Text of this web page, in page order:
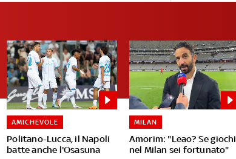
Politano-Lucca, il Napoli
batte anche l'Osasuna
AMICHEVOLE
Amorim: "Leao? Se giochi
nel Milan sei fortunato"
MILAN